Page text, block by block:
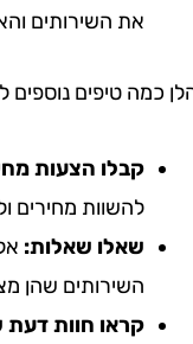
את השירותים
טיפים נוספים
קבלו הצעות מחיר
להשוות מחירים
שאלו שאלות:אל
השירותים שהן
קראו חוות דעת של